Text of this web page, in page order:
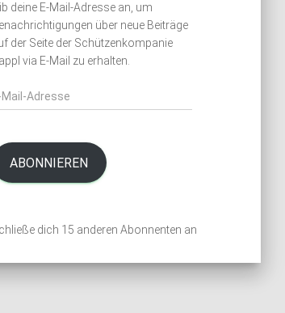
deine E-Mail-Adresse an, um
über neue Beiträge
der Seite der Schützenkompanie
via E-Mail zu erhalten.
ABONNIEREN
dich 15 anderen Abonnenten an